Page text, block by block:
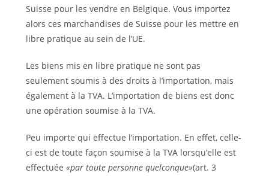
Suisse pour les vendre en Belgique. Vous importez
alors ces marchandises de Suisse pour les mettre en
libre pratique au sein de l’UE.
Les biens mis en libre pratique ne sont pas
seulement soumis à des droits à l’importation, mais
également à la TVA. L’importation de biens est donc
une opération soumise à la TVA.
Peu importe qui effectue l’importation. En effet, celle-
ci est de toute façon soumise à la TVA lorsqu’elle est
effectuée «par toute personne quelconque»(art. 3